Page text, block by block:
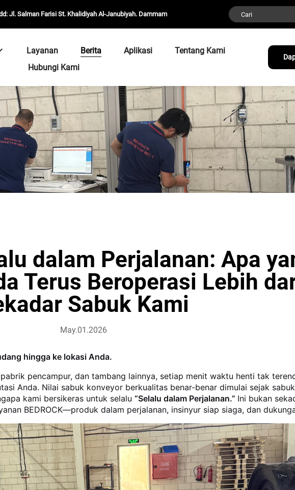
Jl. Salman Farisi St. Khalidiyah Al-Janubiyah. Dammam
Layanan Berita Aplikasi
Tentang Kami
Hubungi Kami
dalam Perjalanan: Apa
Terus Beroperasi Lebih
Sabuk Kami
May.01.2026
hingga ke lokasi Anda.
pencampur, dan tambang lainnya, setiap menit waktu henti tak
Anda. Nilai sabuk konveyor berkualitas benar-benar dimulai sejak
kami bersikeras untuk selalu “Selalu dalam Perjalanan.” Ini bukan
BEDROCK—produk dalam perjalanan, insinyur siap siaga, dan